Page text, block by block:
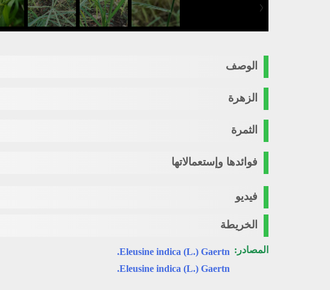
الوصف
الزهرة
الثمرة
فوائدها وإستعمالاتها
فيديو
الخريطة
المصادر: Eleusine indica (L.) Gaertn.
Eleusine indica (L.) Gaertn.